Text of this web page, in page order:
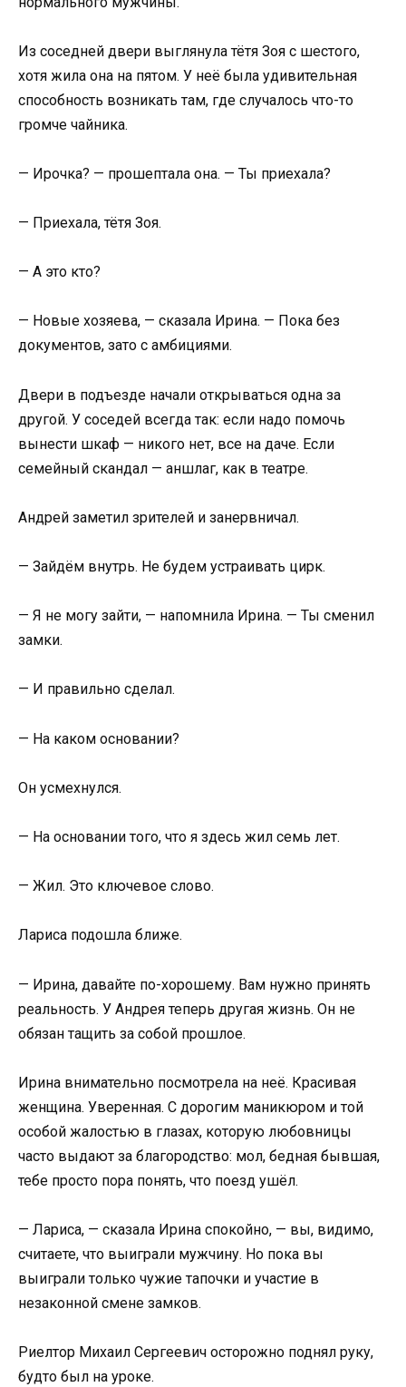
Из соседней двери выглянула тётя Зоя с шестого,
хотя жила она на пятом. У неё была удивительная
способность возникать там, где случалось что-то
громче чайника.
— Ирочка? — прошептала она. — Ты приехала?
— Приехала, тётя Зоя.
— А это кто?
— Новые хозяева, — сказала Ирина. — Пока без
документов, зато с амбициями.
Двери в подъезде начали открываться одна за
другой. У соседей всегда так: если надо помочь
вынести шкаф — никого нет, все на даче. Если
семейный скандал — аншлаг, как в театре.
Андрей заметил зрителей и занервничал.
— Зайдём внутрь. Не будем устраивать цирк.
— Я не могу зайти, — напомнила Ирина. — Ты сменил
замки.
— И правильно сделал.
— На каком основании?
Он усмехнулся.
— На основании того, что я здесь жил семь лет.
— Жил. Это ключевое слово.
Лариса подошла ближе.
— Ирина, давайте по-хорошему. Вам нужно принять
реальность. У Андрея теперь другая жизнь. Он не
обязан тащить за собой прошлое.
Ирина внимательно посмотрела на неё. Красивая
женщина. Уверенная. С дорогим маникюром и той
особой жалостью в глазах, которую любовницы
часто выдают за благородство: мол, бедная бывшая,
тебе просто пора понять, что поезд ушёл.
— Лариса, — сказала Ирина спокойно, — вы, видимо,
считаете, что выиграли мужчину. Но пока вы
выиграли только чужие тапочки и участие в
незаконной смене замков.
Риелтор Михаил Сергеевич осторожно поднял руку,
будто был на уроке.